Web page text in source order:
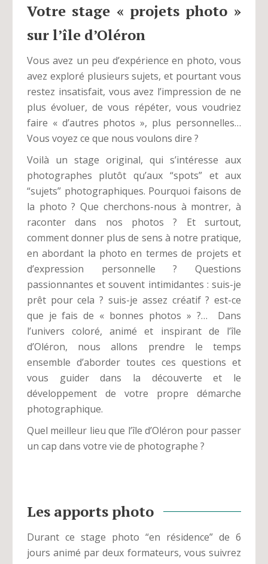
Votre stage « projets photo »
sur l’île d’Oléron
Vous avez un peu d’expérience en photo, vous
avez exploré plusieurs sujets, et pourtant vous
restez insatisfait, vous avez l’impression de ne
plus évoluer, de vous répéter, vous voudriez
faire « d’autres photos », plus personnelles…
Vous voyez ce que nous voulons dire ?
Voilà un stage original, qui s’intéresse aux
photographes plutôt qu’aux “spots” et aux
“sujets” photographiques. Pourquoi faisons de
la photo ? Que cherchons-nous à montrer, à
raconter dans nos photos ? Et surtout,
comment donner plus de sens à notre pratique,
en abordant la photo en termes de projets et
d’expression personnelle ? Questions
passionnantes et souvent intimidantes : suis-je
prêt pour cela ? suis-je assez créatif ? est-ce
que je fais de « bonnes photos » ?… Dans
l’univers coloré, animé et inspirant de l’île
d’Oléron, nous allons prendre le temps
ensemble d’aborder toutes ces questions et
vous guider dans la découverte et le
développement de votre propre démarche
photographique.
Quel meilleur lieu que l’île d’Oléron pour passer
un cap dans votre vie de photographe ?
Les apports photo
Durant ce stage photo “en résidence” de 6
jours animé par deux formateurs, vous suivrez